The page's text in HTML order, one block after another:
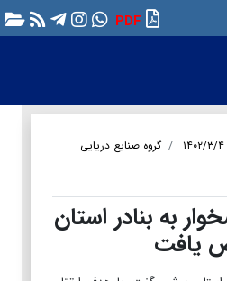
PDF
گروه صنایع دریایی
به بنادر استان
یافت